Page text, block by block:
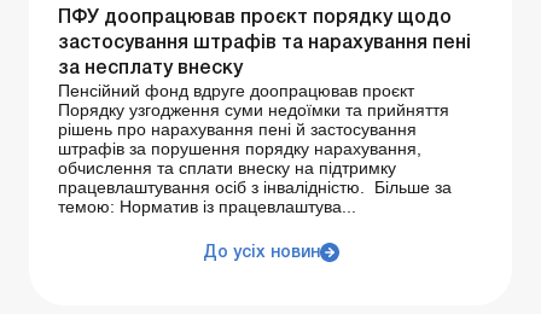
ПФУ доопрацював проєкт порядку щодо
застосування штрафів та нарахування пені
за несплату внеску
Пенсійний фонд вдруге доопрацював проєкт
Порядку узгодження суми недоїмки та прийняття
рішень про нарахування пені й застосування
штрафів за порушення порядку нарахування,
обчислення та сплати внеску на підтримку
працевлаштування осіб з інвалідністю. Більше за
темою: Норматив із працевлаштува...
До усіх новин